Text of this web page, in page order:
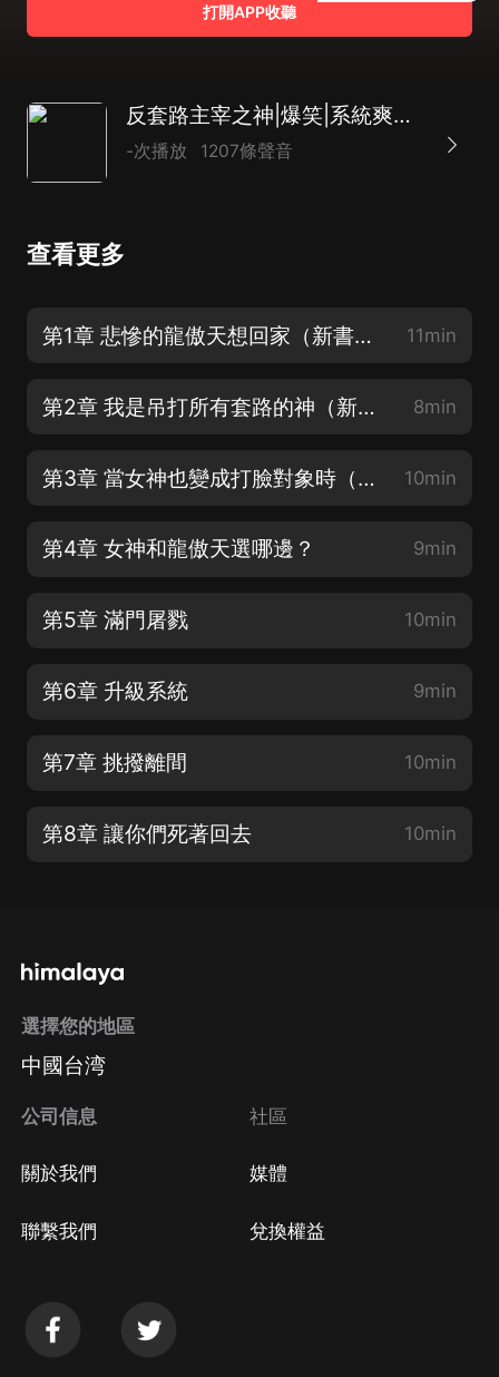
打開APP收聽
反套路主宰之神|爆笑|系統爽文|AI多播
-次播放 1207條聲音
查看更多
第1章 悲慘的龍傲天想回家（新書上架求訂閱） 11min
第2章 我是吊打所有套路的神（新書上架求訂閱） 8min
第3章 當女神也變成打臉對象時（新書上架求訂閱） 10min
第4章 女神和龍傲天選哪邊？ 9min
第5章 滿門屠戮 10min
第6章 升級系統 9min
第7章 挑撥離間 10min
第8章 讓你們死著回去 10min
選擇您的地區
中國台湾
公司信息
關於我們
聯繫我們
社區
媒體
兌換權益